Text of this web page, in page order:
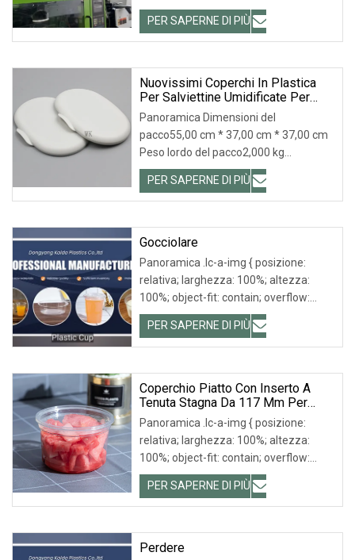
Descrizione del prodotto Controllo
qualità Imballaggio e consegna
Imballaggio personalizzato in base alle
PER SAPERNE DI PIÙ
Nuovissimi Coperchi In Plastica
Per Salviettine Umidificate Per
Bambini
Panoramica Dimensioni del
pacco55,00 cm * 37,00 cm * 37,00 cm
Peso lordo del pacco2,000 kg
Nuovissimi coperchi in plastica per
salviettine umidificate per bambini 1.
Potremmo ricevere campioni dalla
prodotto Altri prodotti
PER SAPERNE DI PIÙ
Gocciolare
Panoramica .lc-a-img { posizione:
relativa; larghezza: 100%; altezza:
100%; object-fit: contain; overflow:
hidden;}.lc-a-img .img-content {
posizione: assoluta; in alto: 0; a sinistra:
0; larghezza: 100%; altezza: 100%;
PER SAPERNE DI PIÙ
Coperchio Piatto Con Inserto A
Tenuta Stagna Da 117 Mm Per
Contenitore Per Alimenti In
Plastica
Panoramica .lc-a-img { posizione:
relativa; larghezza: 100%; altezza:
100%; object-fit: contain; overflow:
hidden;}.lc-a-img .img-content {
posizione: assoluta; in alto: 0; a sinistra:
0; larghezza: 100%; altezza: 100%;
PER SAPERNE DI PIÙ
Perdere